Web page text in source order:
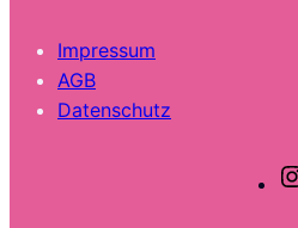
Impressum
AGB
Datenschutz